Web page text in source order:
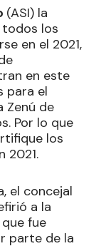
(ASI) la
los
en el 2021,
en este
para el
Zenú de
Por lo que
los
2021.
el concejal
a la
fue
parte de la